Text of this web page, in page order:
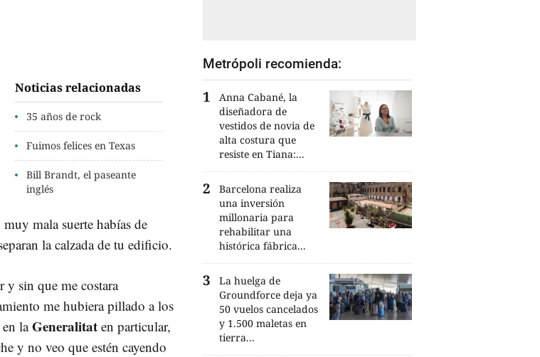
Noticias relacionadas
35 años de rock
Fuimos felices en Texas
Bill Brandt, el paseante
inglés
mala suerte habías de
la calzada de tu edificio.
y sin que me costara
me hubiera pillado a los
laGeneralitat en particular,
y no veo que estén cayendo
Metrópoli recomienda:
Anna Cabané, la
diseñadora de
vestidos de novia de
alta costura que
resiste en Tiana:...
Barcelona realiza
una inversión
millonaria para
rehabilitar una
histórica fábrica...
La huelga de
Groundforce deja ya
50 vuelos cancelados
y 1.500 maletas en
tierra...